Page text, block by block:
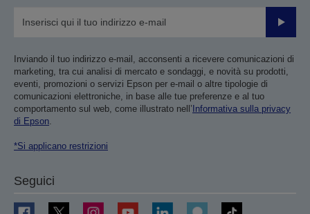
Invia
Inviando il tuo indirizzo e-mail, acconsenti a ricevere comunicazioni di
marketing, tra cui analisi di mercato e sondaggi, e novità su prodotti,
eventi, promozioni o servizi Epson per e-mail o altre tipologie di
comunicazioni elettroniche, in base alle tue preferenze e al tuo
comportamento sul web, come illustrato nell’ Informativa sulla privacy
di Epson.
*Si applicano restrizioni
Seguici